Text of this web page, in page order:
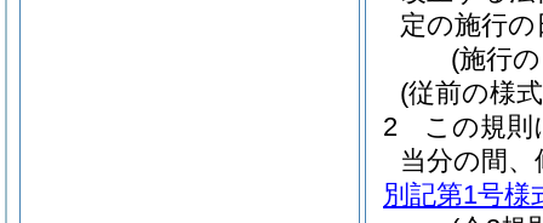
定の施行
(施行
(従前の様
2
この規則
当分の間
別記第1号様